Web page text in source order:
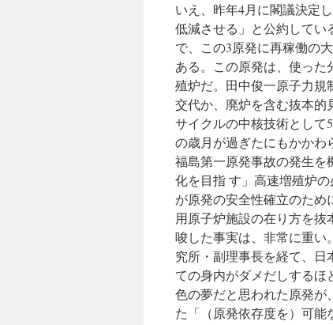
いえ、昨年4月に閣議決定
低減させる」と公約してい
で、この3原発に再稼働の
ある。この原発は、使っ
殖炉だ。田中俊一原子力規
交代か、廃炉を含む抜本的
サイクルの中核技術として
の歳月が過ぎたにもかかわ
福島第一原発事故の発生を
化を目指 す」高速増殖炉
が原発の安全性確立のため
用原子炉施設の在り方を
唆した事実は、非常に重い
究所・副理事長を経て、
ての身内がダメだしするほ
色の夢だと思われた原発が
た「（原発依存度を）可